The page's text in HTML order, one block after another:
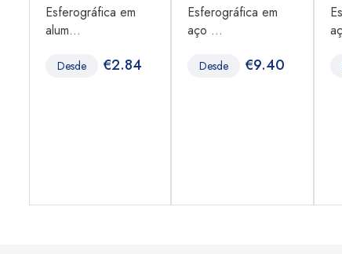
Esferográfica em
alum...
Desde €2.84
Esferográfica em
aço ...
Desde €9.40